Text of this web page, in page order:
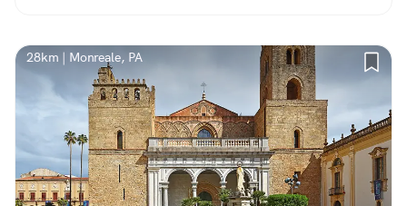
28km | Monreale, PA